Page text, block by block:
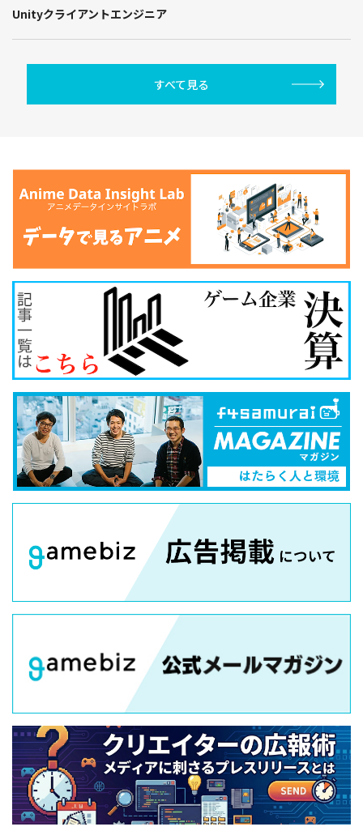
Unityクライアントエンジニア
すべて見る